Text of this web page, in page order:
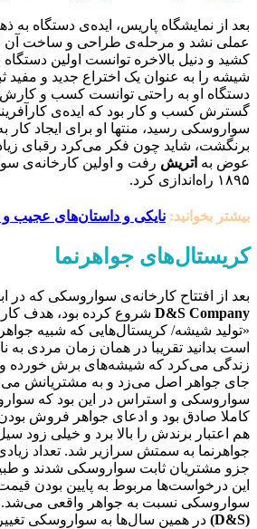
بعد از نمایشگاه پاریس، ایده‌ی دستگاه به
عملی نشد و مرحله‌ی طراحی و ساخت آن
کشید و دنیل بالاخره توانست اولین
شیشه را به عنوان یک اختراع جدید و مفید
دستگاه او به راحتی توانست کسب و
گسترش کسب و کار بود که ایده‌ی
سواروسکی رسید، منتها او برای ایجاد
برنگشت، شاید چون فکر می‌کرد رقبای
عوض به اتریش رفت و اولین کارخانه‌ی
۱۸۹۵ راه‌اندازی کرد.
بیشتر بخوانید: نایکی و داستان‌های عجیب
کریستال‌های جواهرنما
بعد از افتتاح کارخانه‌ی سواروسکی که در
D&S Company شروع کرده بود، هدف
«تولید شیشه/ کریستال‌هایی که شبیه
است بدانید تقریبا در همان زمان مردی
زندگی می‌کرد که شیشه‌های برش خورده و
جای جواهر اصل می‌زد و به مشتریانش
سواروسکی و استراس در این بود که
کاملا صادق بود و ادعای جواهر فروش
هم اعتبار برندش را بالا برد و خیلی
جواهرنما به سمتش سرازیر شد. تعداد
جزو مشتریان ثابت سواروسکی شدند و
این درخواست‌ها مربوط به پایین بودن
سواروسکی نسبت به جواهر واقعی می‌شد.
(D&S)
در همین سال‌ها به سواروسکی تغییر